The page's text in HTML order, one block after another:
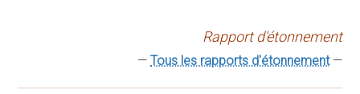
Rapport d'étonnement
— Tous les rapports d'étonnement—